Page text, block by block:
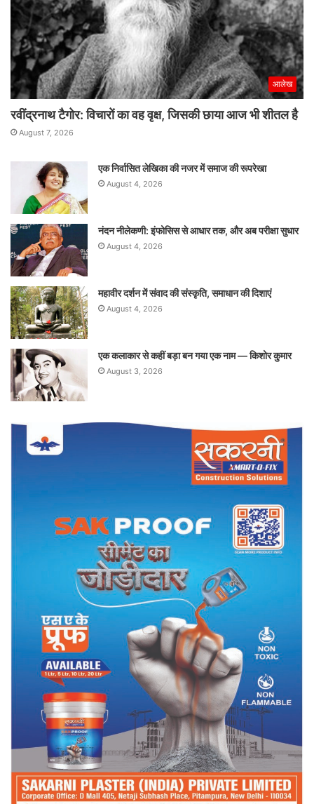
आलेख
रवींद्रनाथ टैगोर: विचारों का वह वृक्ष, जिसकी छाया आज भी शीतल है
August 7, 2026
एक निर्वासित लेखिका की नजर में समाज की रूपरेखा
August 4, 2026
नंदन नीलेकणी: इंफोसिस से आधार तक, और अब परीक्षा सुधार
August 4, 2026
महावीर दर्शन में संवाद की संस्कृति, समाधान की दिशाएं
August 4, 2026
एक कलाकार से कहीं बड़ा बन गया एक नाम — किशोर कुमार
August 3, 2026